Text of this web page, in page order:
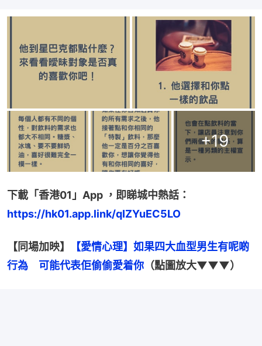
+19
下載「香港01」App ，即睇城中熱話：
https://hk01.app.link/qIZYuEC5LO
【同場加映】
【愛情心理】如果四大血型男生有呢啲
行為　可能代表佢偷偷愛着你 （點圖放大▼▼▼）